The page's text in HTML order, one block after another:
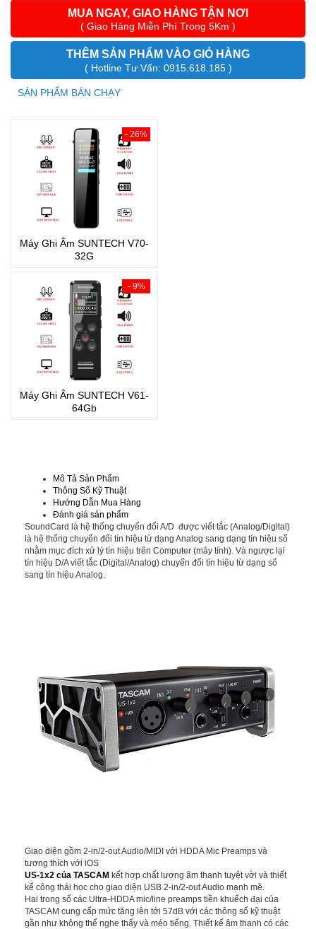
MUA NGAY, GIAO HÀNG TẬN NƠI
( Giao Hàng Miễn Phí Trong 5Km )
THÊM SẢN PHẨM VÀO GIỎ HÀNG
( Hotline Tư Vấn: 0915.618.185 )
SẢN PHẨM BÁN CHẠY
- 26%
Máy Ghi Âm SUNTECH V70-
32G
- 9%
Máy Ghi Âm SUNTECH V61-
64Gb
Mô Tả Sản Phẩm
Thông Số Kỹ Thuật
Hướng Dẫn Mua Hàng
Đánh giá sản phẩm
SoundCard là hệ thống chuyển đổi A/D được viết tắc (Analog/Digital)
là hệ thống chuyển đổi tín hiệu từ dạng Analog sang dạng tín hiệu số
nhằm mục đích xử lý tín hiệu trên Computer (máy tính). Và ngược lại
tín hiệu D/A viết tắc (Digital/Analog) chuyển đổi tín hiệu từ dạng số
sang tín hiệu Analog.
Giao diện gồm 2-in/2-out Audio/MIDI với HDDA Mic Preamps và
tương thích với iOS
US-1x2 của TASCAM kết hợp chất lượng âm thanh tuyệt vời và thiết
kế công thái học cho giao diện USB 2-in/2-out Audio mạnh mẽ.
Hai trong số các Ultra-HDDA mic/line preamps tiền khuếch đại của
TASCAM cung cấp mức tăng lên tới 57dB với các thông số kỹ thuật
gần như không thể nghe thấy và méo tiếng. Thiết kế âm thanh có các